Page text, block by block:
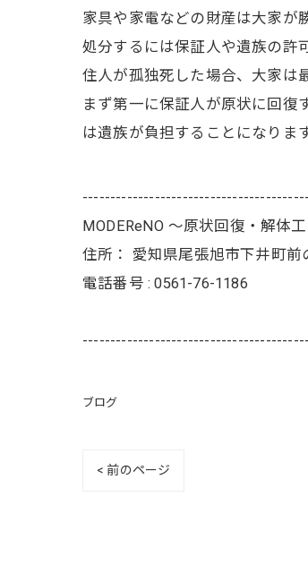
家具や家電などの財産は大家が
処分するには保証人や遺族の許
住人が孤独死した場合、大家は
まず第一に保証人が原状に回復
は遺族が負担することになります
MODEReNO ～原状回復・解体
住所： 愛知県尾張旭市下井町前
電話番号 :0561-76-1186
ブログ
< 前のページ